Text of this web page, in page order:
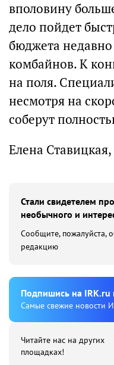
вполовину
дело пойдет
бюджета
комбайнов. К
на поля.
несмотря на
соберут
Елена Ставицкая,
Стали свидетелем
необычного и
Сообщите, пожалуйста,
редакцию
Подпишиcь на IRK.ru
Cамые свежие новости
Читайте нас на других
площадках!